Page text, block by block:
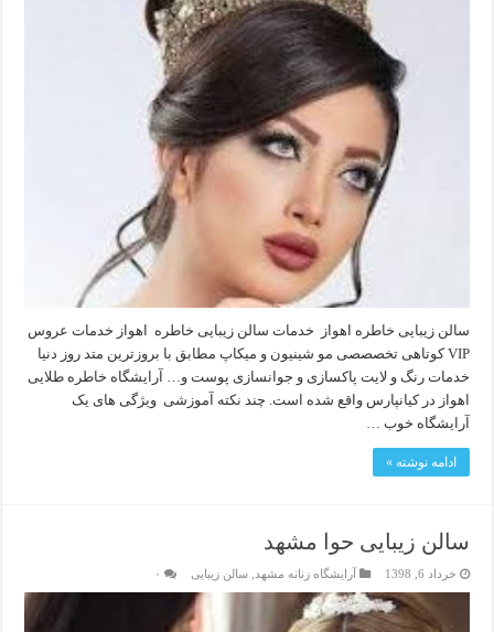
سالن زیبایی خاطره اهواز خدمات سالن زیبایی خاطره اهواز خدمات عروس
VIP کوتاهی تخصصصی مو شینیون و میکاپ مطابق با بروزترین متد روز دنیا
خدمات رنگ و لایت پاکسازی و جوانسازی پوست و… آرایشگاه خاطره طلایی
اهواز در کیانپارس واقع شده است. چند نکته آموزشی ویژگی های یک
آرایشگاه خوب …
ادامه نوشته »
سالن زیبایی حوا مشهد
خرداد 6, 1398 آرایشگاه زنانه مشهد ,سالن زیبایی ۰